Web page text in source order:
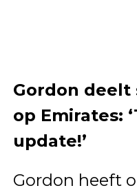
Gordon
op Emirates:
update!’
Gordon heeft